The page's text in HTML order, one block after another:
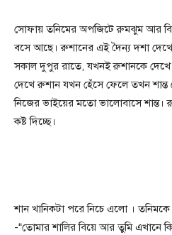
সোফায় তনিমের অপজিটে রুমঝুম আর
বসে আছে। রুশানের এই দৈন্য দশা দেখে
সকাল দুপুর রাতে, যখনই রুশানকে দেখে
দেখে রুশান যখন হেঁসে ফেলে তখন শান্ত
নিজের ভাইয়ের মতো ভালোবাসে শান্ত।
কষ্ট দিচ্ছে।
শান খানিকটা পরে নিচে এলো ।
-“তোমার শালির বিয়ে আর তুমি এখানে